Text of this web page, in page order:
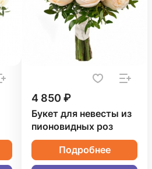
4 850 ₽
Букет для невесты из
пионовидных роз
Подробнее